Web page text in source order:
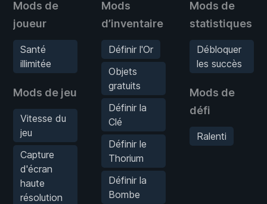
Mods de
joueur
Santé
illimitée
Mods de jeu
Vitesse du
jeu
Capture
d'écran
haute
résolution
Mods
d’inventaire
Définir l'Or
Objets
gratuits
Définir la
Clé
Définir le
Thorium
Définir la
Bombe
Mods de
statistiques
Débloquer
les succès
Mods de
défi
Ralenti